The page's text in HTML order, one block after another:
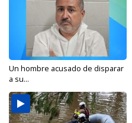
Un hombre acusado de disparar
a su...